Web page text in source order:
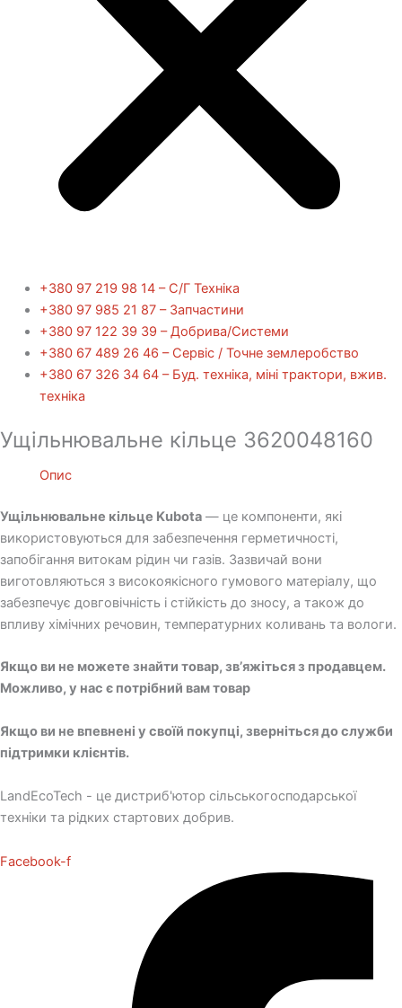
+380 97 219 98 14 – С/Г Техніка
+380 97 985 21 87 – Запчастини
+380 97 122 39 39 – Добрива/Cистеми
+380 67 489 26 46 – Сервіс / Точне землеробство
+380 67 326 34 64 – Буд. техніка, міні трактори, вжив.
техніка
Ущільнювальне кільце 3620048160
Опис
Ущільнювальне кільце Kubota — це компоненти, які
використовуються для забезпечення герметичності,
запобігання витокам рідин чи газів. Зазвичай вони
виготовляються з високоякісного гумового матеріалу, що
забезпечує довговічність і стійкість до зносу, а також до
впливу хімічних речовин, температурних коливань та вологи.
Якщо ви не можете знайти товар, зв’яжіться з продавцем.
Можливо, у нас є потрібний вам товар
Якщо ви не впевнені у своїй покупці, зверніться до служби
підтримки клієнтів.
LandEcoTech - це дистриб'ютор сільськогосподарської
техніки та рідких стартових добрив.
Facebook-f